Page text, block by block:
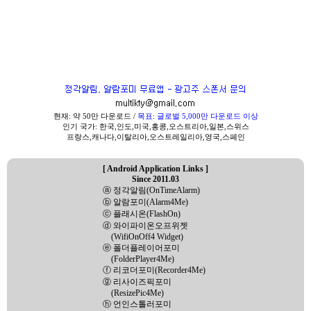
현재: 약 50만 다운로드 / 목표: 글로벌 5,000만 다운로드 이상
인기 국가: 한국,인도,미국,홍콩,오스트리아,일본,스위스
프랑스,캐나다,이탈리아,오스트레일리아,영국,스페인
[ Android Application Links ]
Since 2011.03
ⓐ 정각알림(OnTimeAlarm)
ⓑ 알람포미(Alarm4Me)
ⓒ 플래시온(FlashOn)
ⓓ 와이파이온오프위젯
(WifiOnOff4 Widget)
ⓔ 폴더플레이어포미
(FolderPlayer4Me)
ⓕ 리코더포미(Recorder4Me)
ⓖ 리사이즈픽포미
(ResizePic4Me)
ⓗ 언인스톨러포미